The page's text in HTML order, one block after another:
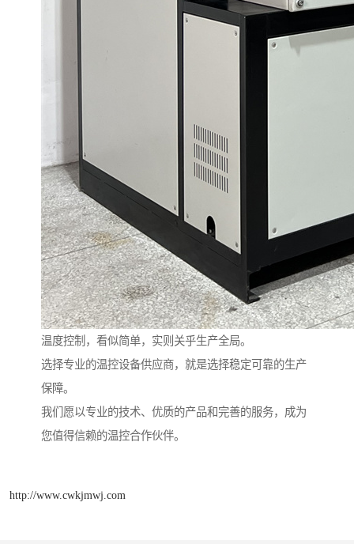
温度控制，看似简单，实则关乎生产全局。
选择专业的温控设备供应商，就是选择稳定可靠的生产
保障。
我们愿以专业的技术、优质的产品和完善的服务，成为
您值得信赖的温控合作伙伴。
http://www.cwkjmwj.com